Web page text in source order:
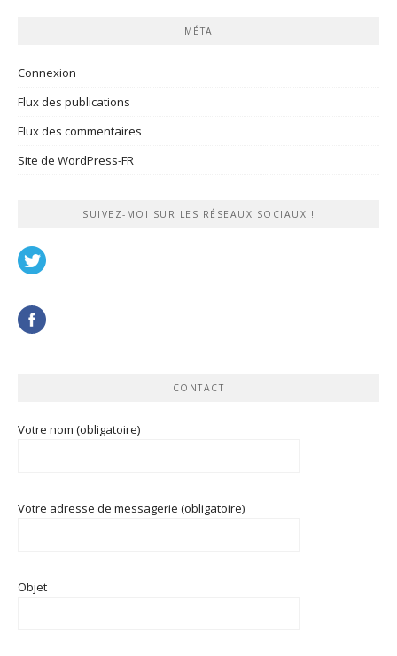
MÉTA
Connexion
Flux des publications
Flux des commentaires
Site de WordPress-FR
SUIVEZ-MOI SUR LES RÉSEAUX SOCIAUX !
CONTACT
Votre nom (obligatoire)
Votre adresse de messagerie (obligatoire)
Objet